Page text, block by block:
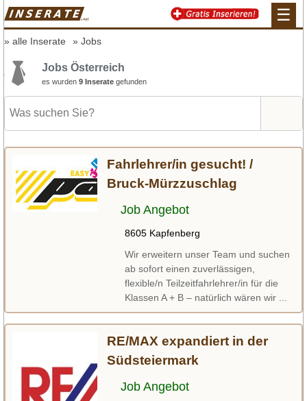
☰
alle Inserate Jobs
Jobs Österreich
es wurden 9 Inserate gefunden
Fahrlehrer/in gesucht! /
Bruck-Mürzzuschlag
Job Angebot
8605 Kapfenberg
Wir erweitern unser Team und suchen
ab sofort einen zuverlässigen,
flexible/n Teilzeitfahrlehrer/in für die
Klassen A + B – natürlich wären wir ...
RE/MAX expandiert in der
Südsteiermark
Job Angebot